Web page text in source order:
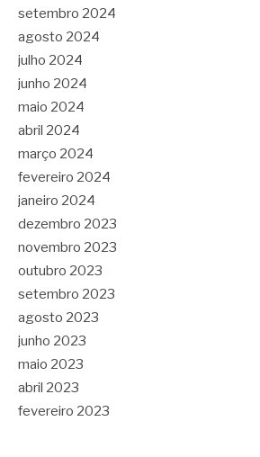
setembro 2024
agosto 2024
julho 2024
junho 2024
maio 2024
abril 2024
março 2024
fevereiro 2024
janeiro 2024
dezembro 2023
novembro 2023
outubro 2023
setembro 2023
agosto 2023
junho 2023
maio 2023
abril 2023
fevereiro 2023